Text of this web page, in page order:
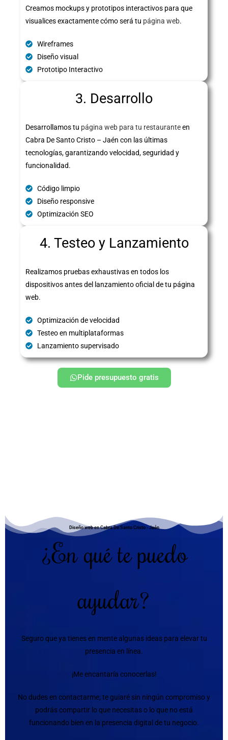
Creamos mockups y prototipos interactivos para que
visualices exactamente cómo será tu página web.
Wireframes
Diseño visual
Prototipo Interactivo
3. Desarrollo
Desarrollamos tu página web para tu restauranteen
Cabra De Santo Cristo – Jaén con las últimas
tecnologías, garantizando velocidad, seguridad y
funcionalidad.
Código limpio
Diseño responsive
Optimización SEO
4. Testeo y Lanzamiento
Realizamos pruebas exhaustivas en todos los
dispositivos antes del lanzamiento oficial de tu página
web.
Optimización de velocidad
Testeo en multiplataformas
Lanzamiento supervisado
Pide presupuesto gratis
Diseño web en Cabra De Santo Cristo - Jaén
¿En qué te puedo
ayudar?
Seguro que ya tienes en mente algunas ideas para elevar tu
presencia en línea.
¡Me encantaría conocerlas!
No dudes en contactarme; te guiaré sin ningún compromiso y
podrás compartir lo que necesitas o lo que no está
funcionando bien en la presencia digital de tu negocio.